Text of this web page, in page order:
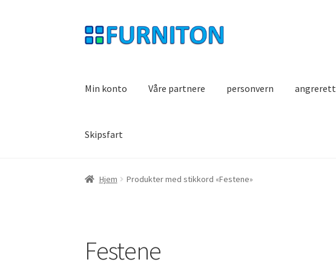
Hopp
til
Hopp
til
Min konto Våre partnere personvern angrerett
Skipsfart
Hjem Produkter med stikkord «Festene»
Festene